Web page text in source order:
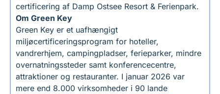
certificering af Damp Ostsee Resort & Ferienpark.
Om Green Key
Green Key er et uafhængigt
miljøcertificeringsprogram for hoteller,
vandrerhjem, campingpladser, ferieparker, mindre
overnatningssteder samt konferencecentre,
attraktioner og restauranter. I januar 2026 var
mere end 8.000 virksomheder i 90 lande